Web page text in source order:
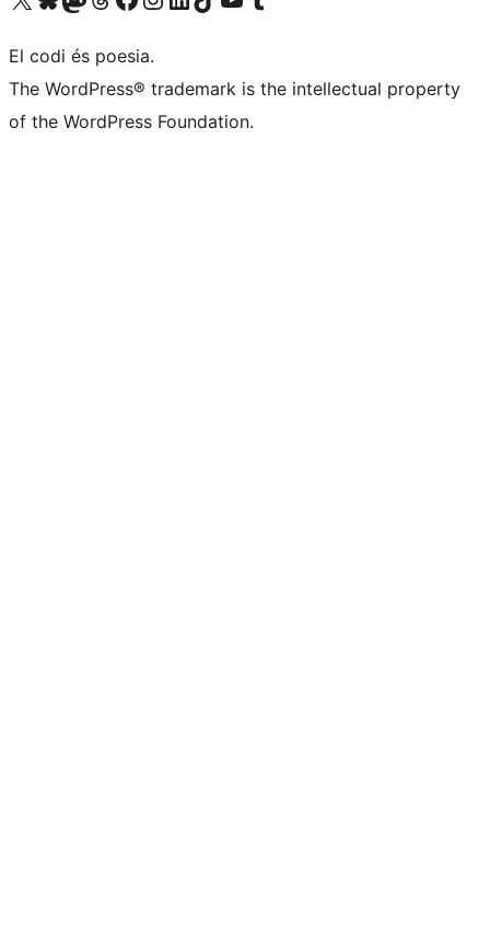
El codi és poesia.
The WordPress® trademark is the intellectual property
of the WordPress Foundation.